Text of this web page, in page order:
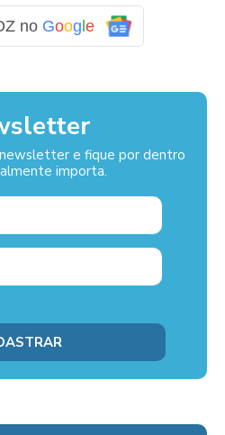
no Goog e
e fique por dentro
importa.